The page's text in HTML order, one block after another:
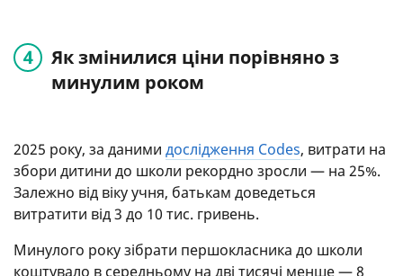
Як змінилися ціни порівняно з
минулим роком
2025 року, за даними дослідження Codes, витрати на
збори дитини до школи рекордно зросли — на 25%.
Залежно від віку учня, батькам доведеться
витратити від 3 до 10 тис. гривень.
Минулого року зібрати першокласника до школи
коштувало в середньому на дві тисячі менше — 8